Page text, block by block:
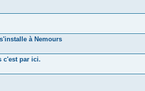
à Nemours
c'est par ici.